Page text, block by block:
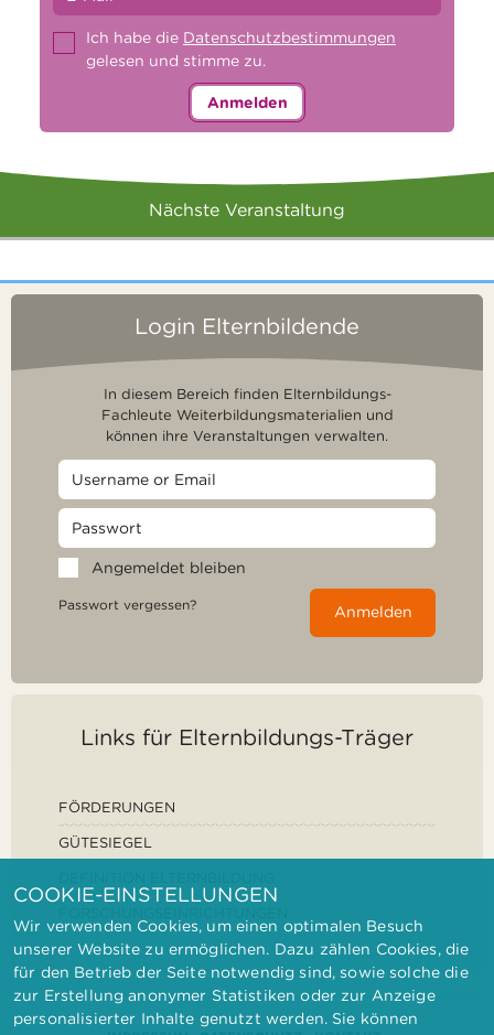
Ich habe die Datenschutzbestimmungen
gelesen und stimme zu.
Anmelden
Nächste Veranstaltung
Login Elternbildende
In diesem Bereich finden Elternbildungs-
Fachleute Weiterbildungsmaterialien und
können ihre Veranstaltungen verwalten.
Angemeldet bleiben
Passwort vergessen? Anmelden
Links für Elternbildungs-Träger
FÖRDERUNGEN
GÜTESIEGEL
COOKIE-EINSTELLUNGEN
Wir verwenden Cookies, um einen optimalen Besuch
unserer Website zu ermöglichen. Dazu zählen Cookies, die
für den Betrieb der Seite notwendig sind, sowie solche die
zur Erstellung anonymer Statistiken oder zur Anzeige
personalisierter Inhalte genutzt werden. Sie können